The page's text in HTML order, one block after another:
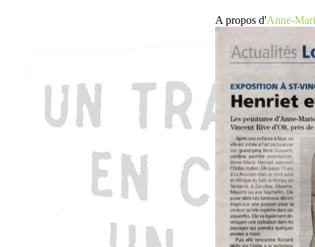
A propos d'Anne-